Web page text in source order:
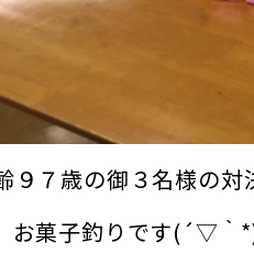
９７歳の御３名様の
お菓子釣りです(´▽｀